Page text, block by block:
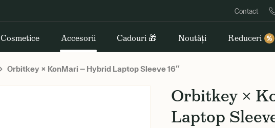
Contact
Cosmetice Accesorii Cadouri 🎁 Noutăți Reduceri %
Orbitkey × KonMari — Hybrid Laptop Sleeve 16″
Orbitkey ×
Laptop